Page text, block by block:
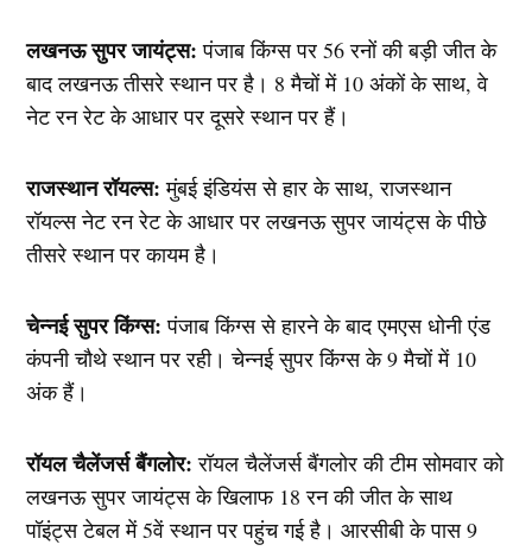
लखनऊ सुपर जायंट्स: पंजाब किंग्स पर 56 रनों की बड़ी जीत के
बाद लखनऊ तीसरे स्थान पर है। 8 मैचों में 10 अंकों के साथ, वे
नेट रन रेट के आधार पर दूसरे स्थान पर हैं।
राजस्थान रॉयल्स: मुंबई इंडियंस से हार के साथ, राजस्थान
रॉयल्स नेट रन रेट के आधार पर लखनऊ सुपर जायंट्स के पीछे
तीसरे स्थान पर कायम है।
चेन्नई सुपर किंग्स: पंजाब किंग्स से हारने के बाद एमएस धोनी एंड
कंपनी चौथे स्थान पर रही। चेन्नई सुपर किंग्स के 9 मैचों में 10
अंक हैं।
रॉयल चैलेंजर्स बैंगलोर: रॉयल चैलेंजर्स बैंगलोर की टीम सोमवार को
लखनऊ सुपर जायंट्स के खिलाफ 18 रन की जीत के साथ
पॉइंट्स टेबल में 5वें स्थान पर पहुंच गई है। आरसीबी के पास 9